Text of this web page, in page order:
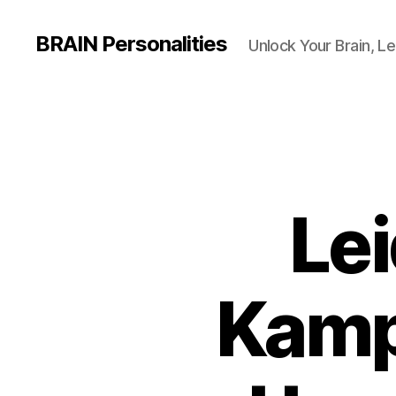
BRAIN Personalities Unlock Your Brain,